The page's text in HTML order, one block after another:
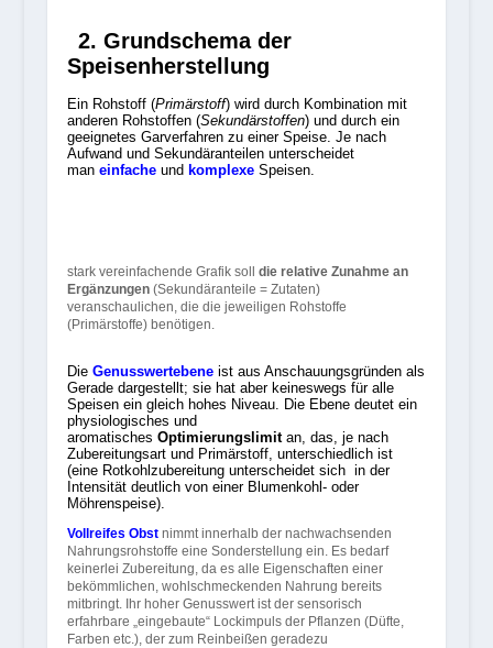
2. Grundschema der
Speisenherstellung
Ein Rohstoff (Primärstoff) wird durch Kombination mit
anderen Rohstoffen (Sekundärstoffen) und durch ein
geeignetes Garverfahren zu einer Speise. Je nach
Aufwand und Sekundäranteilen unterscheidet
man einfacheund komplexeSpeisen.
stark vereinfachende Grafik soll die relative Zunahme an
Ergänzungen(Sekundäranteile = Zutaten)
veranschaulichen, die die jeweiligen Rohstoffe
(Primärstoffe) benötigen.
Die Genusswertebeneist aus Anschauungsgründen als
Gerade dargestellt; sie hat aber keineswegs für alle
Speisen ein gleich hohes Niveau. Die Ebene deutet ein
physiologisches und
aromatisches Optimierungslimitan, das, je nach
Zubereitungsart und Primärstoff, unterschiedlich ist
(eine Rotkohlzubereitung unterscheidet sich in der
Intensität deutlich von einer Blumenkohl- oder
Möhrenspeise).
Vollreifes Obst nimmt innerhalb der nachwachsenden
Nahrungsrohstoffe eine Sonderstellung ein. Es bedarf
keinerlei Zubereitung, da es alle Eigenschaften einer
bekömmlichen, wohlschmeckenden Nahrung bereits
mitbringt. Ihr hoher Genusswert ist der sensorisch
erfahrbare „eingebaute“ Lockimpuls der Pflanzen (Düfte,
Farben etc.), der zum Reinbeißen geradezu